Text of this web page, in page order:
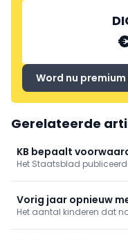
Word nu
Gerelateerde
KB bepaalt
van verpleegkundige
gestructureerd
Het Staatsblad
Vorig jaar opnieuw
gebrek aan jeugdhulp
Het aantal kinderen dat